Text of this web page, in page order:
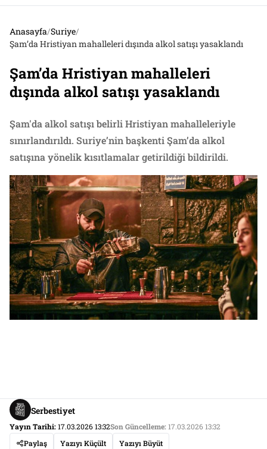
Anasayfa/Suriye/
Şam’da Hristiyan mahalleleri dışında alkol satışı yasaklandı
Şam’da Hristiyan mahalleleri
dışında alkol satışı yasaklandı
Şam'da alkol satışı belirli Hristiyan mahalleleriyle
sınırlandırıldı. Suriye’nin başkenti Şam’da alkol
satışına yönelik kısıtlamalar getirildiği bildirildi.
Serbestiyet
Yayın Tarihi:17.03.2026 13:32Son Güncelleme:17.03.2026 13:32
Paylaş
Yazıyı Küçült Yazıyı Büyüt